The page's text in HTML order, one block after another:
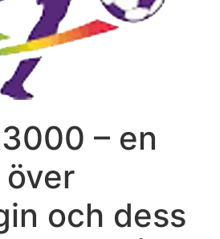
– en
och dess